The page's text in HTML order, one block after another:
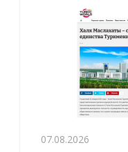
07.08.2026